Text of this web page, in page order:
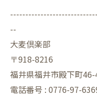
--
大麦倶楽部
〒918-8216
福井県福井市殿下町46-
電話番号 : 0776-97-